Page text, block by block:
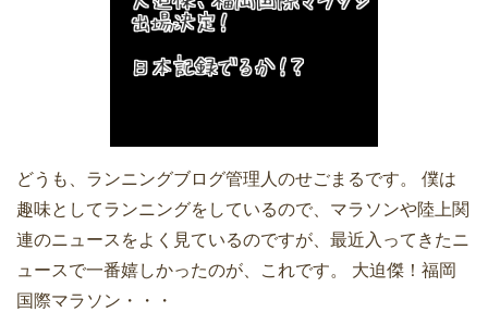
どうも、ランニングブログ管理人のせごまるです。 僕は
趣味としてランニングをしているので、マラソンや陸上関
連のニュースをよく見ているのですが、最近入ってきたニ
ュースで一番嬉しかったのが、これです。 大迫傑！福岡
国際マラソン・・・